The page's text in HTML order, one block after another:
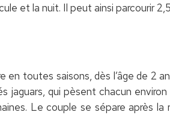
et la nuit. Il peut ainsi parcourir
toutes saisons, dès l’âge de 2
qui pèsent chacun
Le couple se sépare après